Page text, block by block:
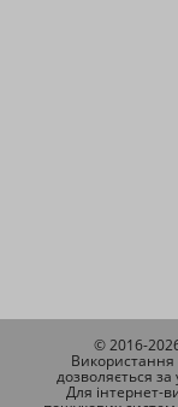
© 2016-
Використання
дозволяється
Для інтернет-